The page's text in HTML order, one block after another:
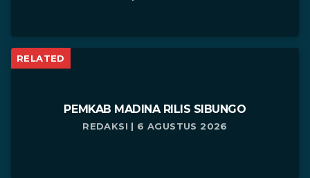
RELATED
PEMKAB MADINA RILIS SIBUNGO
REDAKSI | 6 AGUSTUS 2026